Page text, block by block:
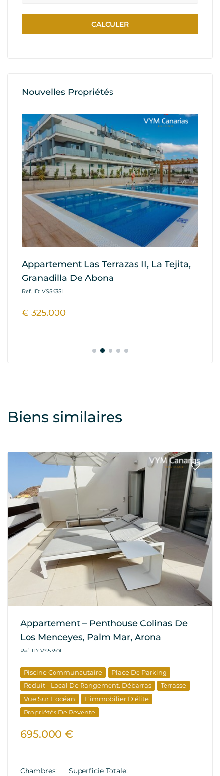
Nouvelles Propriétés
Appartement Las Terrazas II, La Tejita,
Granadilla De Abona
Ref. ID: VS5435I
€ 325.000
Biens similaires
Appartement – Penthouse Colinas De
Los Menceyes, Palm Mar, Arona
Ref. ID: VS5350I
Piscine Communautaire
Place De Parking
Reduit - Local De Rangement. Débarras
Terrasse
Vue Sur L'océan
L'immobilier D'élite
Propriétés De Revente
695.000 €
Chambres:
Superficie Totale: